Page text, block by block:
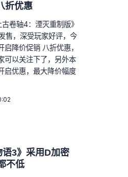
折优惠
卷轴4：湮灭重制版》
售，深受玩家好评，今
启降价促销 八折优惠，
可以关注下了，另外本
启优惠，最大降价幅度
语3》采用D加密
不低